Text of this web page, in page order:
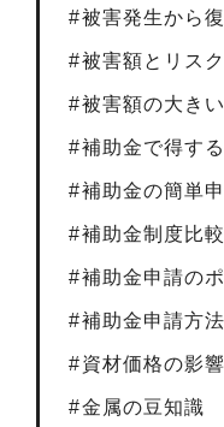
被害発生から
被害額とリス
被害額の大き
補助金で得す
補助金の簡単
補助金制度比較
補助金申請の
補助金申請方法
資材価格の影響
金属の豆知識